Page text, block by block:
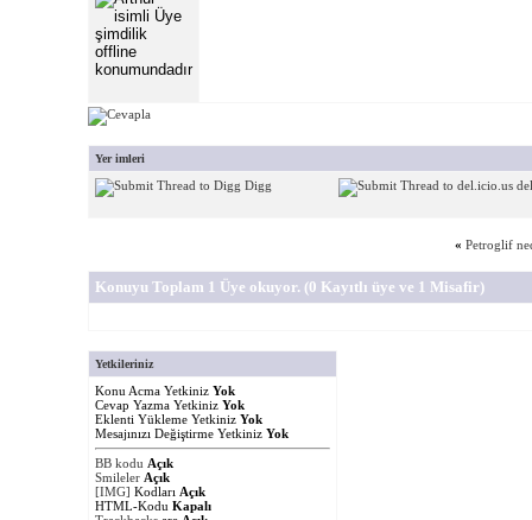
Yer imleri
Digg
« Petroglif
Konuyu Toplam 1 Üye okuyor. (0 Kayıtlı üye ve 1 Misafir)
Yetkileriniz
Konu Acma Yetkiniz Yok
Cevap Yazma Yetkiniz Yok
Eklenti Yükleme Yetkiniz Yok
Mesajınızı Değiştirme Yetkiniz Yok
BB kodu Açık
Smileler Açık
[IMG] Kodları Açık
HTML-Kodu Kapalı